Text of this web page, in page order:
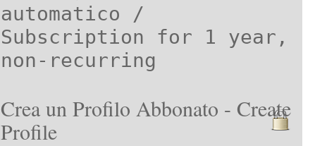
automatico /
Subscription for 1 year,
non-recurring
Crea un Profilo Abbonato - Create
Profile